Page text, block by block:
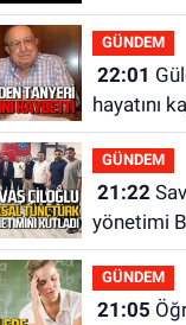
GÜNDEM
22:01
hayatını
GÜNDEM
21:22Savaş Çiloğlu ve
yönetimi
GÜNDEM
21:05